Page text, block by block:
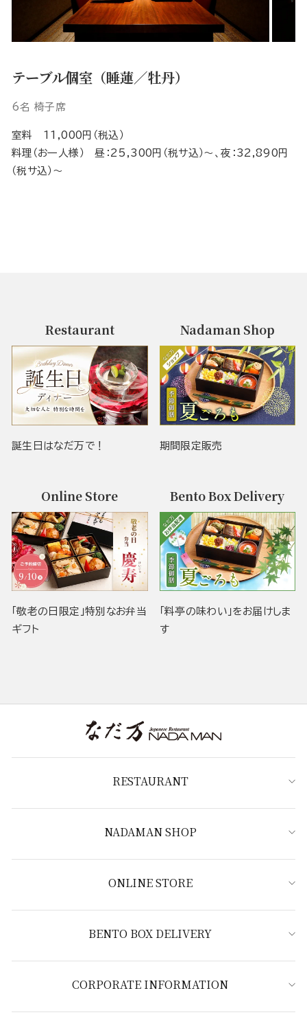
テーブル個室（睡蓮／牡丹）
6名 椅子席
室料 11,000円（税込）
料理（お一人様） 昼：25,300円（税サ込）～、夜：32,890円
（税サ込）～
Restaurant
誕生日はなだ万で！
Nadaman Shop
期間限定販売
Online Store
「敬老の日限定」特別なお弁当
ギフト
Bento Box Delivery
「料亭の味わい」をお届けしま
す
RESTAURANT
NADAMAN SHOP
ONLINE STORE
BENTO BOX DELIVERY
CORPORATE INFORMATION